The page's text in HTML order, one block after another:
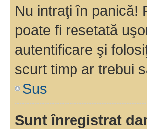
Nu intraţi în panică!
poate fi resetată
autentificare şi
scurt timp ar trebui
Sus
Sunt înregistrat